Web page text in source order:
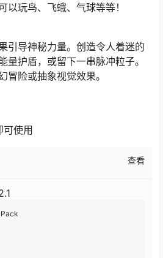
以玩鸟、飞蛾、气球等等！
引导神秘力量。创造令人着迷的
量护盾，或留下一串脉冲粒子。
冒险或抽象视觉效果。
使用
查看